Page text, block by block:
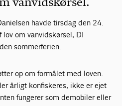
havde tirsdag den 24.
om vanvidskørsel, DI
sommerferien.
op om formålet med loven.
årligt konfiskeres, ikke er ejet
fungerer som demobiler eller